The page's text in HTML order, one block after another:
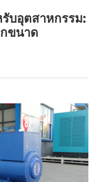
บอุตสาหกรรม:
ขนาด